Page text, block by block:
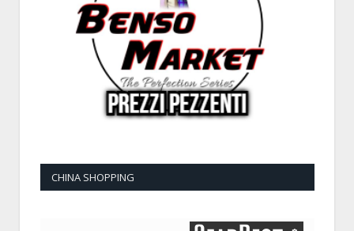
CHINA SHOPPING